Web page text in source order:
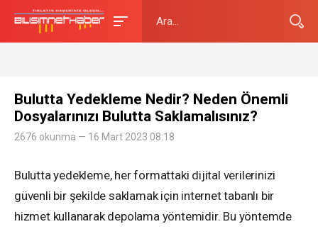
Bulutta Yedekleme Nedir? Neden Önemli
Dosyalarınızı Bulutta Saklamalısınız?
2676 okunma — 16 Mart 2023 08:18
Bulutta yedekleme, her formattaki dijital verilerinizi
güvenli bir şekilde saklamak için internet tabanlı bir
hizmet kullanarak depolama yöntemidir. Bu yöntemde